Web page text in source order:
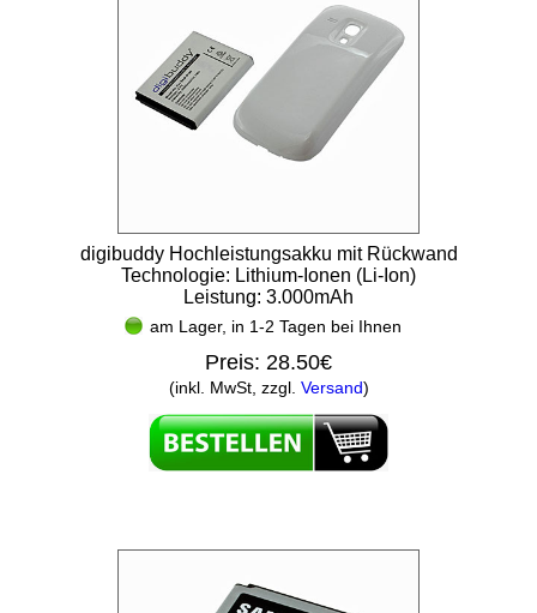
digibuddy Hochleistungsakku mit Rückwand
Technologie: Lithium-Ionen (Li-Ion)
Leistung: 3.000mAh
am Lager, in 1-2 Tagen bei Ihnen
Preis: 28.50€
(inkl. MwSt, zzgl. Versand)